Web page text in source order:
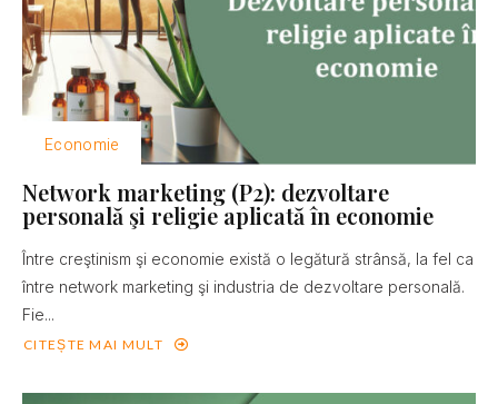
Economie
Network marketing (P2): dezvoltare
personală şi religie aplicată în economie
Între creştinism şi economie există o legătură strânsă, la fel ca
între network marketing şi industria de dezvoltare personală.
Fie...
CITEȘTE MAI MULT